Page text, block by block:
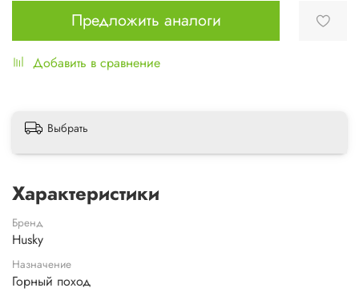
Предложить аналоги
Добавить в сравнение
Выбрать
Характеристики
Бренд
Husky
Назначение
Горный поход